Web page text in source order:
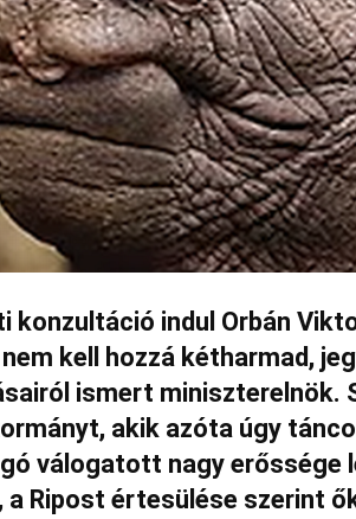
konzultáció indul Orbán
kell hozzá kétharmad,
ismert miniszterelnök.
akik azóta úgy
válogatott nagy erőssége
a Ripost értesülése szerint